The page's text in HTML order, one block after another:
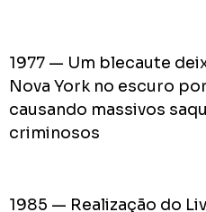
1977 — Um blecaute
Nova York no escuro
causando massivos
criminosos
1985 — Realização do